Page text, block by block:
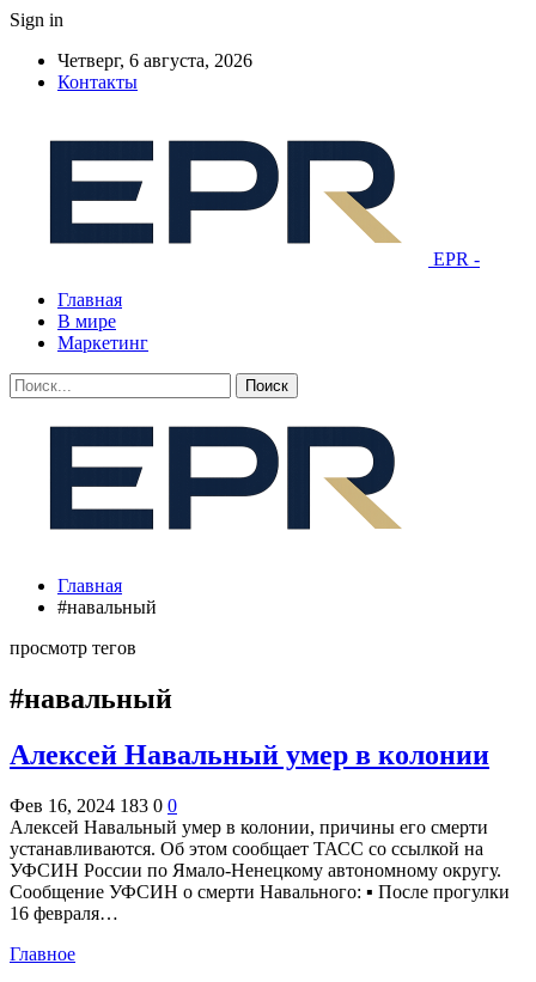
Sign in
Четверг, 6 августа, 2026
Контакты
EPR -
Главная
В мире
Маркетинг
Главная
#навальный
просмотр тегов
#навальный
Алексей Навальный умер в колонии
Фев 16, 2024 183 0 0
Алексей Навальный умер в колонии, причины его смерти
устанавливаются. Об этом сообщает ТАСС со ссылкой на
УФСИН России по Ямало-Ненецкому автономному округу.
Сообщение УФСИН о смерти Навального: ▪️ После прогулки
16 февраля…
Главное